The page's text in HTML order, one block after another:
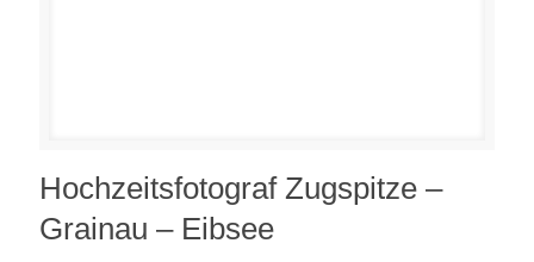
Hochzeitsfotograf Zugspitze –
Grainau – Eibsee